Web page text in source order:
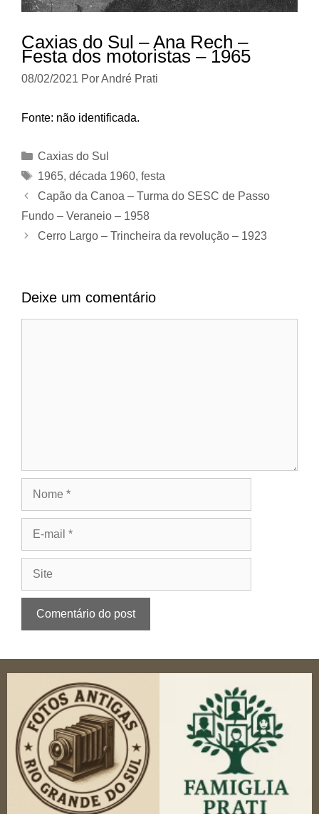
Caxias do Sul – Ana Rech –
Festa dos motoristas – 1965
08/02/2021 PorAndré Prati
Fonte: não identificada.
Categorias
Caxias do Sul
Tags
1965, década 1960, festa
Capão da Canoa – Turma do SESC de Passo
Fundo – Veraneio – 1958
Cerro Largo – Trincheira da revolução – 1923
Deixe um comentário
mail